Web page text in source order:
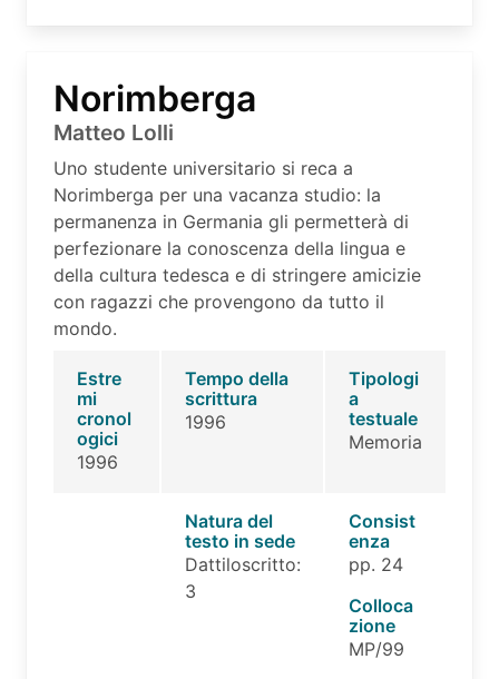
Norimberga
Matteo Lolli
Uno studente universitario si reca a
Norimberga per una vacanza studio: la
permanenza in Germania gli permetterà di
perfezionare la conoscenza della lingua e
della cultura tedesca e di stringere amicizie
con ragazzi che provengono da tutto il
mondo.
Estre
mi
cronol
ogici
1996
Tempo della
scrittura
1996
Tipologi
a
testuale
Memoria
Natura del
testo in sede
Dattiloscritto:
3
Consist
enza
pp. 24
Colloca
zione
MP/99